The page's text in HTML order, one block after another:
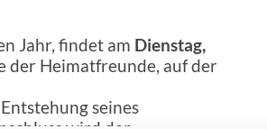
Jahr, findet am Dienstag,
der Heimatfreunde, auf der
seines